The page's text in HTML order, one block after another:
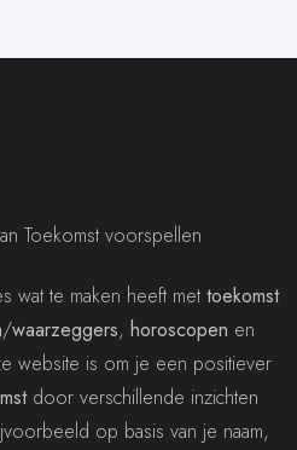
Toekomst voorspellen
wat te maken heeft met toekomst
/waarzeggers, horoscopen en
website is om je een positiever
door verschillende inzichten
op basis van je naam,